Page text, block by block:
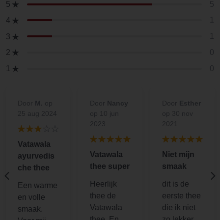
5
4
3
2
1
Vatawala
ayurvedis
che thee
Een warme
en volle
smaak.
Vatawala
thee super
Heerlijk
thee de
Vatawala
Niet mijn
smaak
dit is de
eerste thee
die ik niet